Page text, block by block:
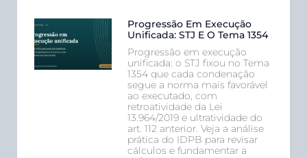
Progressão Em Execução
Unificada: STJ E O Tema 1354
Progressão em execução
unificada: o STJ fixou no Tema
1354 que cada condenação
segue a norma mais favorável
ao executado, com
retroatividade da Lei
13.964/2019 e ultratividade do
art. 112 anterior. Veja a análise
prática do IDPB para revisar
cálculos e fundamentar a